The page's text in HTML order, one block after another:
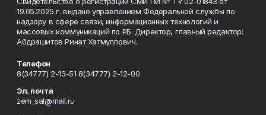
19.05.2025 г. выдано управлением Федеральной службы по
надзору в сфере связи, информационных технологий и
массовых коммуникаций по РБ. Директор, главный редактор:
Абдрашитов Ринат Хатмуллович.
Телефон
8(34777) 2-13-51 8(34777) 2-12-00
Эл. почта
zem_sal@mail.ru